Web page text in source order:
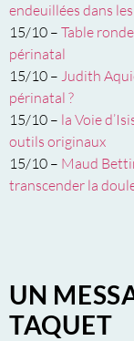
endeuillées dans
15/10 – Table
périnatal
15/10 – Judith
périnatal ?
15/10 – la Voie
outils originaux
15/10 – Maud
transcender la
UN
TAQUET